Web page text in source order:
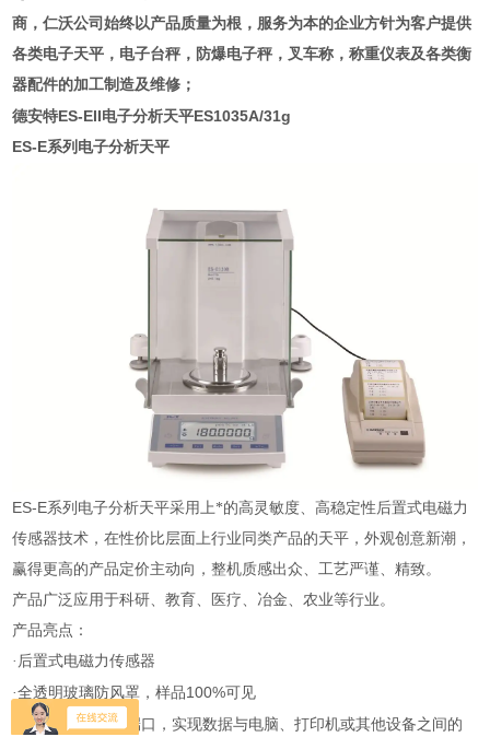
商 ，仁沃公司始终以产品质量为根，服务为本的企业方针为客户提供
各类电子天平，电子台秤，防爆电子秤，叉车称，称重仪表及各类衡
器配件的加工制造及维修；
德安特ES-EII电子分析天平ES1035A/31g
ES-E系列电子分析天平
ES-E系列电子分析天平采用上*的高灵敏度、高稳定性后置式电磁力
传感器技术，在性价比层面上行业同类产品的天平，外观创意新潮，
赢得更高的产品定价主动向，整机质感出众、工艺严谨、精致。
产品广泛应用于科研、教育、医疗、冶金、农业等行业。
产品亮点：
·后置式电磁力传感器
·全透明玻璃防风罩，样品100%可见
·标准RS232通讯端口，实现数据与电脑、打印机或其他设备之间的